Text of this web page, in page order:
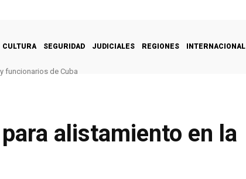
CULTURA SEGURIDAD JUDICIALES REGIONES INTERNACIONAL
funcionarios de Cuba
alistamiento en la